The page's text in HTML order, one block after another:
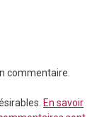
commentaire.
En savoir